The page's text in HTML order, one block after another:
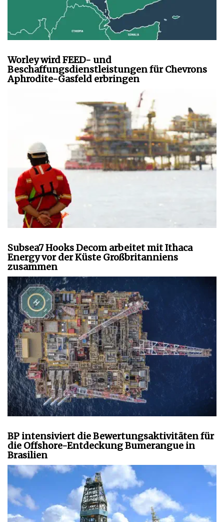
Worley wird FEED- und
Beschaffungsdienstleistungen für Chevrons
Aphrodite-Gasfeld erbringen
Subsea7 Hooks Decom arbeitet mit Ithaca
Energy vor der Küste Großbritanniens
zusammen
BP intensiviert die Bewertungsaktivitäten für
die Offshore-Entdeckung Bumerangue in
Brasilien